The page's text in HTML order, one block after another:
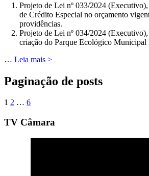
Projeto de Lei nº 033/2024
de Crédito Especial no orçamento
providências.
Projeto de Lei nº 034/2024 (Executivo),
criação do Parque Ecológico
… Leia mais >
Paginação de posts
1 2 … 6
TV Câmara